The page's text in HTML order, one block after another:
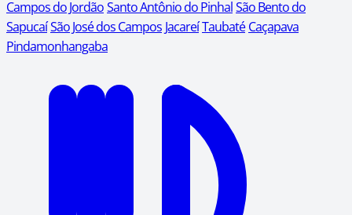
Campos do JordãoSanto Antônio do PinhalSão Bento do
SapucaíSão José dos Campos JacareíTaubaté Caçapava
Pindamonhangaba